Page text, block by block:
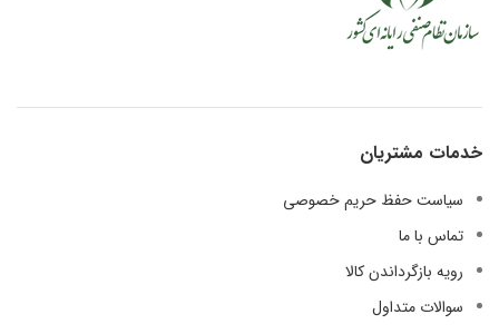
خدمات مشتریان
سیاست حفظ حریم خصوصی
تماس با ما
رویه بازگرداندن کالا
سوالات متداول